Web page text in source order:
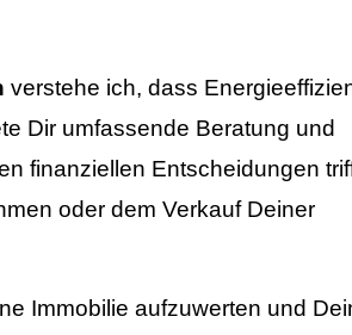
verstehe ich, dass
Dir umfassende Beratung und
finanziellen Entscheidungen
oder dem Verkauf Deiner
Immobilie aufzuwerten und